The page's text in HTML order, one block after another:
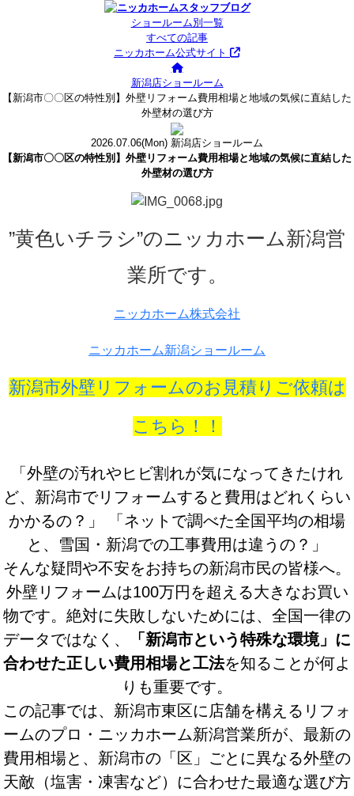
ショールーム別一覧
すべての記事
ニッカホーム公式サイト
新潟店ショールーム
【新潟市〇〇区の特性別】外壁リフォーム費用相場と地域の気候に直結した
外壁材の選び方
2026.07.06(Mon) 新潟店ショールーム
【新潟市〇〇区の特性別】外壁リフォーム費用相場と地域の気候に直結した
外壁材の選び方
”黄色いチラシ”のニッカホーム新潟営
業所です。
ニッカホーム株式会社
ニッカホーム新潟ショールーム
新潟市外壁リフォームのお見積りご依頼は
こちら！！
「外壁の汚れやヒビ割れが気になってきたけれ
ど、新潟市でリフォームすると費用はどれくらい
かかるの？」 「ネットで調べた全国平均の相場
と、雪国・新潟での工事費用は違うの？」
そんな疑問や不安をお持ちの新潟市民の皆様へ。
外壁リフォームは100万円を超える大きなお買い
物です。絶対に失敗しないためには、全国一律の
データではなく、
「新潟市という特殊な環境」に
合わせた正しい費用相場と工法を知ることが何よ
りも重要です。
この記事では、新潟市東区に店舗を構えるリフォ
ームのプロ・ニッカホーム新潟営業所が、最新の
費用相場と、新潟市の「区」ごとに異なる外壁の
天敵（塩害・凍害など）に合わせた最適な選び方